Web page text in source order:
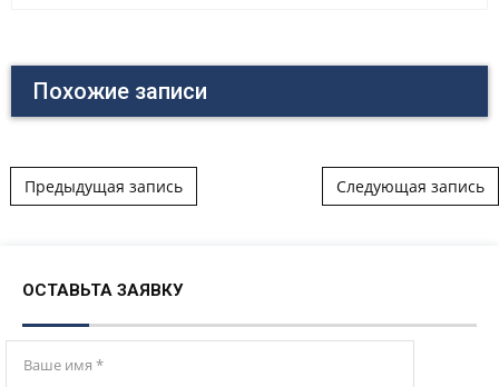
Похожие записи
Post navigation
Предыдущая запись Следующая запись
ОСТАВЬТА ЗАЯВКУ